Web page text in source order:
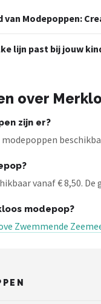
van Modepoppen:
lijn past bij jouw
over
zijn er?
vanaf € 8,50. De
modepop?
Zwemmende